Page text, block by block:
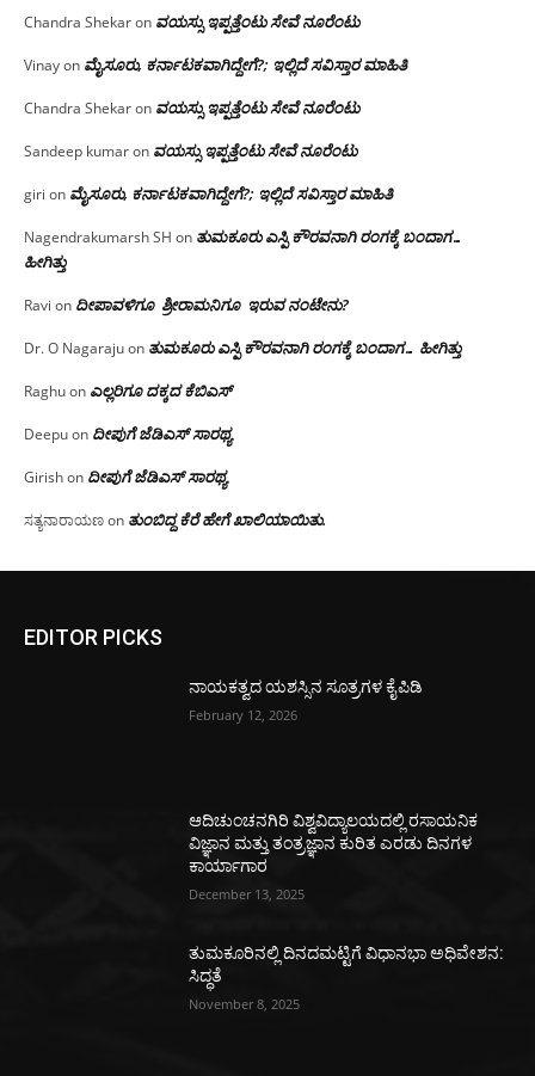
Chandra Shekaron ವಯಸ್ಸು ಇಪ್ಪತ್ತೆಂಟು ಸೇವೆ ನೂರೆಂಟು
Vinayon ಮೈಸೂರು, ಕರ್ನಾಟಕವಾಗಿದ್ದೇಗೆ?; ಇಲ್ಲಿದೆ ಸವಿಸ್ತಾರ ಮಾಹಿತಿ
Chandra Shekaron ವಯಸ್ಸು ಇಪ್ಪತ್ತೆಂಟು ಸೇವೆ ನೂರೆಂಟು
Sandeep kumaron ವಯಸ್ಸು ಇಪ್ಪತ್ತೆಂಟು ಸೇವೆ ನೂರೆಂಟು
giri on ಮೈಸೂರು, ಕರ್ನಾಟಕವಾಗಿದ್ದೇಗೆ?; ಇಲ್ಲಿದೆ ಸವಿಸ್ತಾರ ಮಾಹಿತಿ
Nagendrakumarsh SH on ತುಮಕೂರು ಎಸ್ಪಿ ಕೌರವನಾಗಿ ರಂಗಕ್ಕೆ ಬಂದಾಗ…
ಹೀಗಿತ್ತು
Ravi on ದೀಪಾವಳಿಗೂ ಶ್ರೀರಾಮನಿಗೂ ಇರುವ ನಂಟೇನು?
Dr. O Nagarajuon ತುಮಕೂರು ಎಸ್ಪಿ ಕೌರವನಾಗಿ ರಂಗಕ್ಕೆ ಬಂದಾಗ… ಹೀಗಿತ್ತು
Raghuon ಎಲ್ಲರಿಗೂ ದಕ್ಕದ ಕೆಬಿಎಸ್
Deepuon ದೀಪುಗೆ ಜೆಡಿಎಸ್ ಸಾರಥ್ಯ
Girishon ದೀಪುಗೆ ಜೆಡಿಎಸ್ ಸಾರಥ್ಯ
ಸತ್ಯನಾರಾಯಣon ತುಂಬಿದ್ದ ಕೆರೆ ಹೇಗೆ ಖಾಲಿಯಾಯಿತು.
EDITOR PICKS
ನಾಯಕತ್ವದ ಯಶಸ್ಸಿನ ಸೂತ್ರಗಳ ಕೈಪಿಡಿ
February 12, 2026
ಆದಿಚುಂಚನಗಿರಿ ವಿಶ್ವವಿದ್ಯಾಲಯದಲ್ಲಿ ರಸಾಯನಿಕ
ವಿಜ್ಞಾನ ಮತ್ತು ತಂತ್ರಜ್ಞಾನ ಕುರಿತ ಎರಡು ದಿನಗಳ
ಕಾರ್ಯಾಗಾರ
December 13, 2025
ತುಮಕೂರಿನಲ್ಲಿ ದಿನದಮಟ್ಟಿಗೆ ವಿಧಾನಭಾ ಅಧಿವೇಶನ:
ಸಿದ್ಧತೆ
November 8, 2025